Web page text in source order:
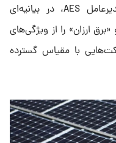
در همین راستا، آندرس گلاسکی، مدیرعامل AES، در بیانیه‌ای
ارزان» را از ویژگی‌های
با مقیاس گسترده